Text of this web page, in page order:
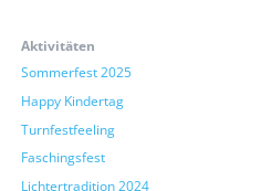
Aktivitäten
Sommerfest 2025
Happy Kindertag
Turnfestfeeling
Faschingsfest
Lichtertradition 2024